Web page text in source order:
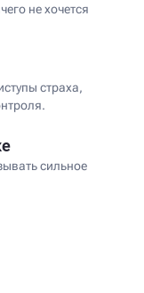
не хочется
страха,
сильное